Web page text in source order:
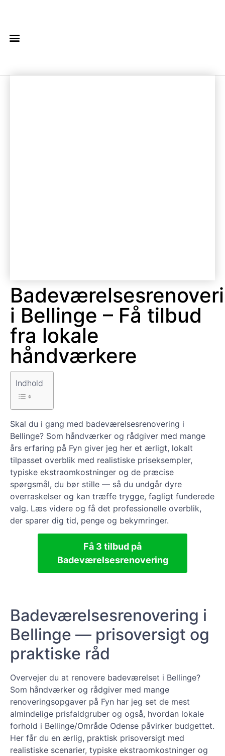
i Bellinge – Få tilbud
fra lokale
håndværkere
Indhold
Skal du i gang med badeværelsesrenovering i
Bellinge? Som håndværker og rådgiver med mange
års erfaring på Fyn giver jeg her et ærligt, lokalt
tilpasset overblik med realistiske priseksempler,
typiske ekstraomkostninger og de præcise
spørgsmål, du bør stille — så du undgår dyre
overraskelser og kan træffe trygge, fagligt funderede
valg. Læs videre og få det professionelle overblik,
der sparer dig tid, penge og bekymringer.
Få 3 tilbud på
Badeværelsesrenovering
Badeværelsesrenovering i
Bellinge — prisoversigt og
praktiske råd
Overvejer du at renovere badeværelset i Bellinge?
Som håndværker og rådgiver med mange
renoveringsopgaver på Fyn har jeg set de mest
almindelige prisfaldgruber og også, hvordan lokale
forhold i Bellinge/Område Odense påvirker budgettet.
Her får du en ærlig, praktisk prisoversigt med
realistiske scenarier, typiske ekstraomkostninger og